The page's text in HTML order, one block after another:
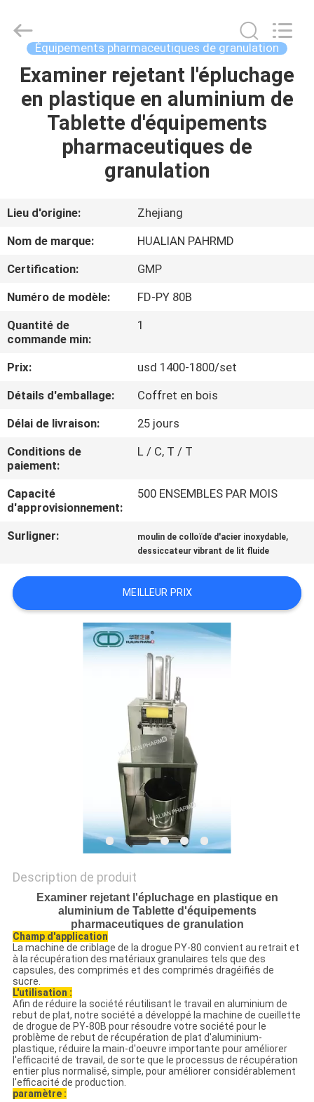
MAISON
PRODUITS
DE
NOUS
VISITE
D'USINE
CONTRÔLE
DE
QUALITÉ
CONTACTEZ-
NOUS
NOUVELLES
UNE
CITATION
Yiming
Machinery
Reserved.
Équipements pharmaceutiques de granulation
Examiner rejetant l'épluchage
en plastique en aluminium de
Tablette d'équipements
pharmaceutiques de
granulation
Lieu d'origine:
Zhejiang
Nom de marque:
HUALIAN PAHRMD
Certification:
GMP
Numéro de modèle:
FD-PY 80B
Quantité de
commande min:
1
Prix:
usd 1400-1800/set
Détails d'emballage:
Coffret en bois
Délai de livraison:
25 jours
Conditions de
paiement:
L / C, T / T
Capacité
d'approvisionnement:
500 ENSEMBLES PAR MOIS
Surligner: moulin de colloïde d'acier inoxydable,
dessiccateur vibrant de lit fluide
MEILLEUR PRIX
Description de produit
Examiner rejetant l'épluchage en plastique en
aluminium de Tablette d'équipements
pharmaceutiques de granulation
Champ d'application
La machine de criblage de la drogue PY-80 convient au retrait et
à la récupération des matériaux granulaires tels que des
capsules, des comprimés et des comprimés dragéifiés de
sucre.
L'utilisation :
Afin de réduire la société réutilisant le travail en aluminium de
rebut de plat, notre société a développé la machine de cueillette
de drogue de PY-80B pour résoudre votre société pour le
problème de rebut de récupération de plat d'aluminium-
plastique, réduire la main-d'oeuvre importante pour améliorer
l'efficacité de travail, de sorte que le processus de récupération
entier plus normalisé, simple, pour améliorer considérablement
l'efficacité de production.
paramètre :